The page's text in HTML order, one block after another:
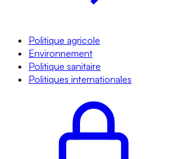
Politique agricole
Environnement
Politique sanitaire
Politiques internationales